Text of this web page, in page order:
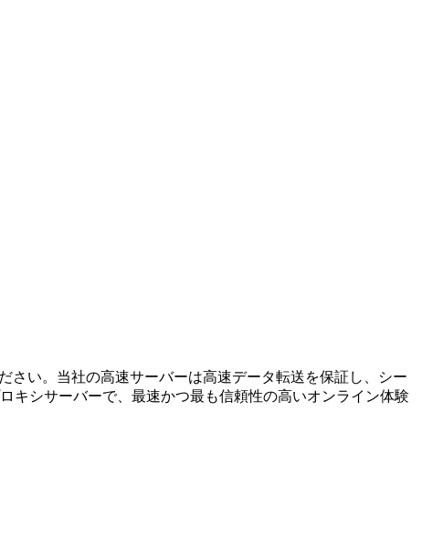
さい。当社の高速サーバーは高速データ転送を保証し、シー
キシサーバーで、最速かつ最も信頼性の高いオンライン体験